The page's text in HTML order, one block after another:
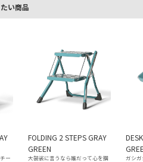
い商品
ー
FOLDING 2 STEPS GRAY
GREEN
大袈裟に言うなら誰だって心を掴
ガシ